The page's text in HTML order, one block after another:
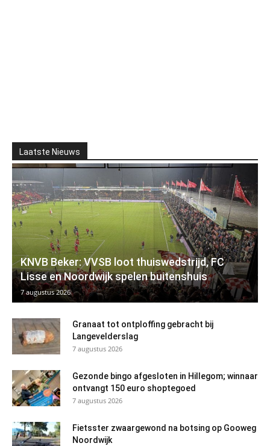
Laatste Nieuws
KNVB Beker: VVSB loot thuiswedstrijd, FC
Lisse en Noordwijk spelen buitenshuis
7 augustus 2026
Granaat tot ontploffing gebracht bij
Langevelderslag
7 augustus 2026
Gezonde bingo afgesloten in Hillegom; winnaar
ontvangt 150 euro shoptegoed
7 augustus 2026
Fietsster zwaargewond na botsing op Gooweg
Noordwijk